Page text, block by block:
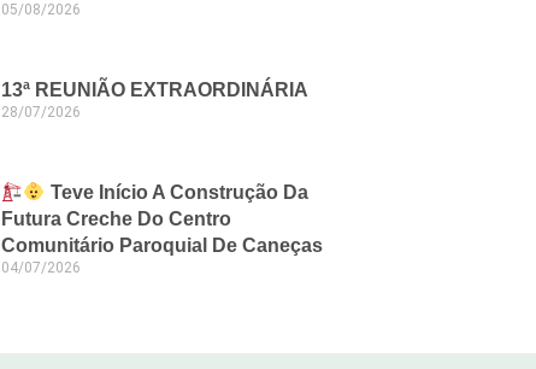
05/08/2026
13ª REUNIÃO EXTRAORDINÁRIA
28/07/2026
Teve Início A Construção Da
Futura Creche Do Centro
Comunitário Paroquial De Caneças
04/07/2026